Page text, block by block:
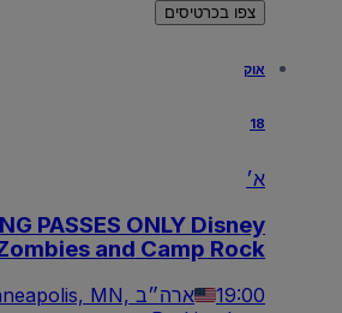
צפו בכרטיסים
אוק
18
א׳
PASSES ONLY Disney
and Camp Rock
19:00 Minneapolis, MN, ארה״ב